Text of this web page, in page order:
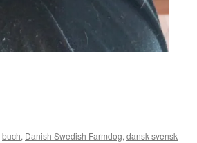
buch, Danish Swedish Farmdog, dansk svensk